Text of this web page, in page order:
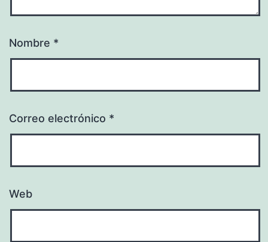
Nombre *
Correo electrónico *
Web